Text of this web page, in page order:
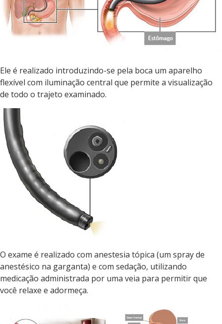
Ele é realizado introduzindo-se pela boca um aparelho
flexível com iluminação central que permite a visualização
de todo o trajeto examinado.
O exame é realizado com anestesia tópica (um spray de
anestésico na garganta) e com sedação, utilizando
medicação administrada por uma veia para permitir que
você relaxe e adormeça.